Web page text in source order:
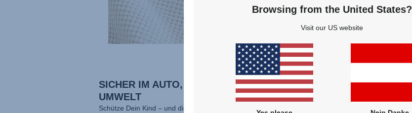
SICHER IM AUTO, GUT ZUR
UMWELT
Schütze Dein Kind – und die Umwelt – mit
Browsing from the United States?
Visit our US website